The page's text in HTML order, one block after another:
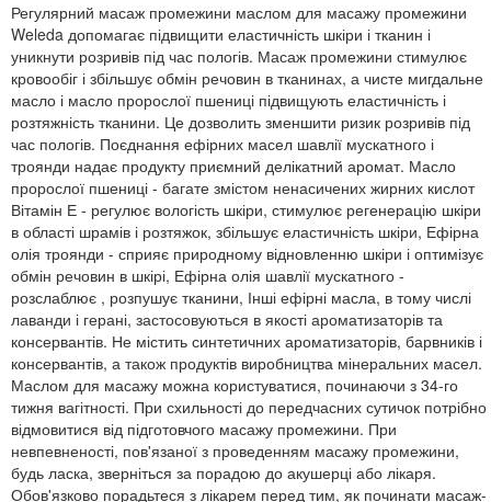
Регулярний масаж промежини маслом для масажу промежини
Weleda допомагає підвищити еластичність шкіри і тканин і
уникнути розривів під час пологів. Масаж промежини стимулює
кровообіг і збільшує обмін речовин в тканинах, а чисте мигдальне
масло і масло пророслої пшениці підвищують еластичність і
розтяжність тканини. Це дозволить зменшити ризик розривів під
час пологів. Поєднання ефірних масел шавлії мускатного і
троянди надає продукту приємний делікатний аромат. Масло
пророслої пшениці - багате змістом ненасичених жирних кислот
Вітамін Е - регулює вологість шкіри, стимулює регенерацію шкіри
в області шрамів і розтяжок, збільшує еластичність шкіри, Ефірна
олія троянди - сприяє природному відновленню шкіри і оптимізує
обмін речовин в шкірі, Ефірна олія шавлії мускатного -
розслаблює , розпушує тканини, Інші ефірні масла, в тому числі
лаванди і герані, застосовуються в якості ароматизаторів та
консервантів. Не містить синтетичних ароматизаторів, барвників і
консервантів, а також продуктів виробництва мінеральних масел.
Маслом для масажу можна користуватися, починаючи з 34-го
тижня вагітності. При схильності до передчасних сутичок потрібно
відмовитися від підготовчого масажу промежини. При
невпевненості, пов'язаної з проведенням масажу промежини,
будь ласка, зверніться за порадою до акушерці або лікаря.
Обов'язково порадьтеся з лікарем перед тим, як починати масаж-